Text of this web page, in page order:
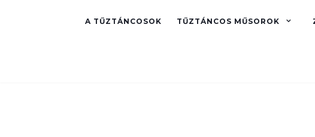
A TŰZTÁNCOSOK TŰZTÁNCOS MŰSOROK